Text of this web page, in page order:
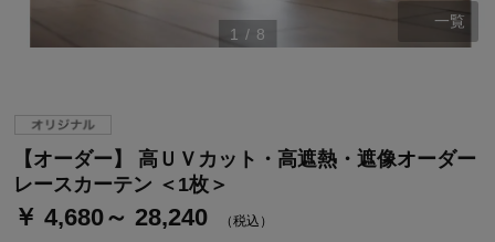
1 / 8
一覧
【オーダー】 高ＵＶカット・高遮熱・遮像オーダー
レースカーテン ＜1枚＞
￥ 4,680～ 28,240 （税込）
ベルメゾンご優待サービスについて
ベルメゾン・ポイントについて
通常商品送料無料 返品引取無料（JCBのみ）
即時入会なら更に500円OFFクーポンプレゼント